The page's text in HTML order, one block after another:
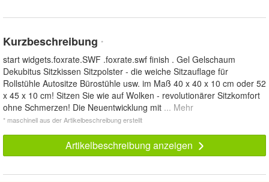
Kurzbeschreibung *
start widgets.foxrate.SWF .foxrate.swf finish . Gel Gelschaum
Dekubitus Sitzkissen Sitzpolster - die weiche Sitzauflage für
Rollstühle Autositze Bürostühle usw. im Maß 40 x 40 x 10 cm oder 52
x 45 x 10 cm! Sitzen Sie wie auf Wolken - revolutionärer Sitzkomfort
ohne Schmerzen! Die Neuentwicklung mit ... Mehr
* maschinell aus der Artikelbeschreibung erstellt
Artikelbeschreibung anzeigen